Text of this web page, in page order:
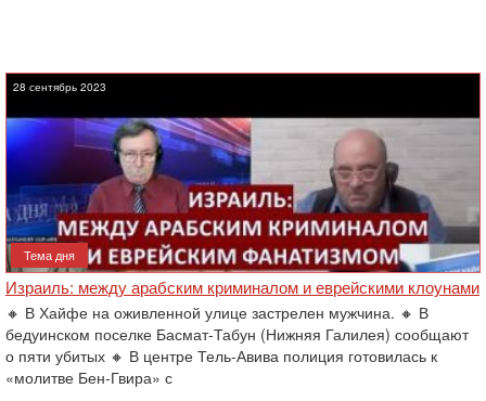
28 сентябрь 2023
Тема дня
Израиль: между арабским криминалом и еврейскими клоунами
🔸 В Хайфе на оживленной улице застрелен мужчина. 🔸 В
бедуинском поселке Басмат-Табун (Нижняя Галилея) сообщают
о пяти убитых 🔸 В центре Тель-Авива полиция готовилась к
«молитве Бен-Гвира» с